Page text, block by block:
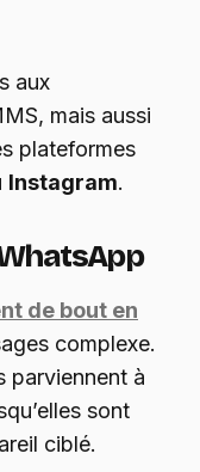
aux
mais aussi
plateformes
Instagram.
de bout en
complexe.
parviennent à
sont
ciblé.